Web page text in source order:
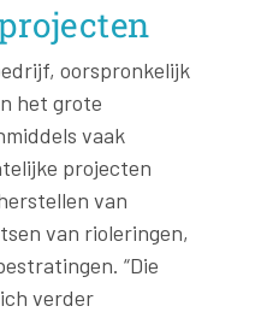
oorspronkelijk
het grote
vaak
projecten
van
van rioleringen,
“Die
verder